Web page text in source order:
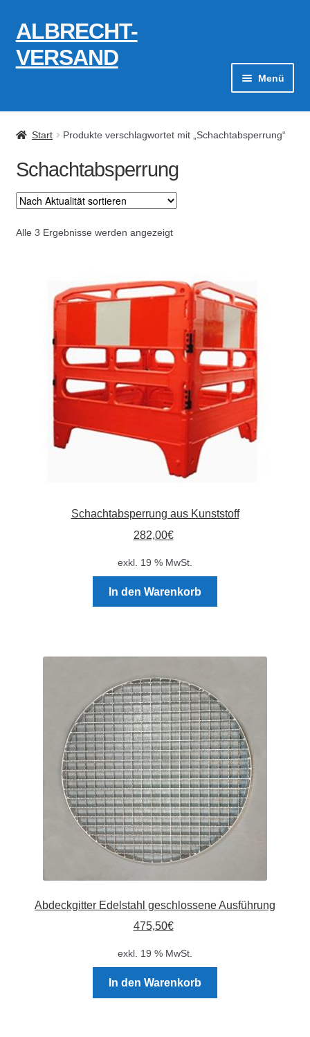
Zur
Navigation
springen
Zum
Inhalt
springen
ALBRECHT-
VERSAND
Menü
Zahlungsarten
Impressum
Absperrpfosten
Arbeitskleidung
Baulampen
Baustellenbedarf
Neuheiten
Rohrauslassgitter
Schachtzubehör
Sonderaktionen
Stadtmöblierung
Verschiedenes
Start Produkte verschlagwortet mit „Schachtabsperrung“
Schachtabsperrung
Alle 3 Ergebnisse werden angezeigtNach
Schachtabsperrung aus Kunststoff
282,00€
exkl. 19 % MwSt.
In den Warenkorb
Abdeckgitter Edelstahl geschlossene Ausführung
475,50€
exkl. 19 % MwSt.
In den Warenkorb